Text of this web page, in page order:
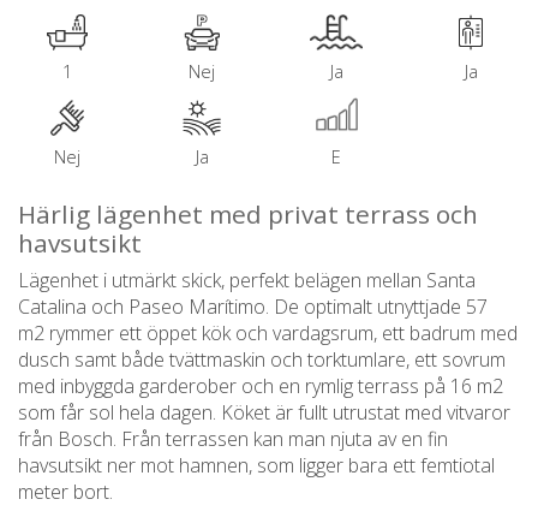
1 Nej Ja Ja
Nej Ja E
Härlig lägenhet med privat terrass och
havsutsikt
Lägenhet i utmärkt skick, perfekt belägen mellan Santa
Catalina och Paseo Marítimo. De optimalt utnyttjade 57
m2 rymmer ett öppet kök och vardagsrum, ett badrum med
dusch samt både tvättmaskin och torktumlare, ett sovrum
med inbyggda garderober och en rymlig terrass på 16 m2
som får sol hela dagen. Köket är fullt utrustat med vitvaror
från Bosch. Från terrassen kan man njuta av en fin
havsutsikt ner mot hamnen, som ligger bara ett femtiotal
meter bort.